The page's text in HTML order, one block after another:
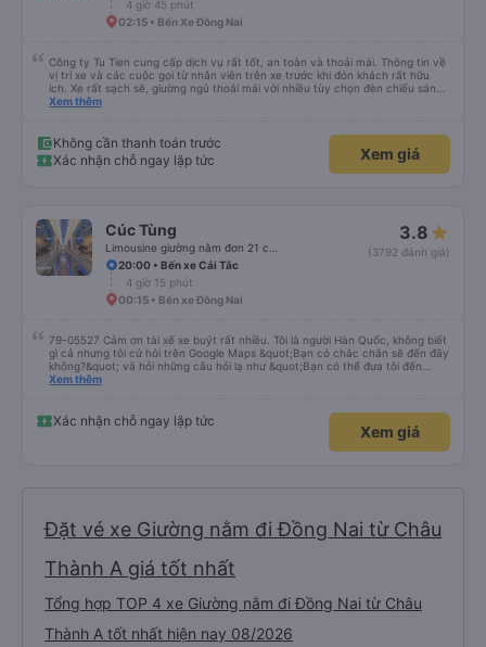
4 giờ 45 phút
02:15 • Bến Xe Đồng Nai
Công ty Tu Tien cung cấp dịch vụ rất tốt, an toàn và thoải mái. Thông tin về
vị trí xe và các cuộc gọi từ nhân viên trên xe trước khi đón khách rất hữu
ích. Xe rất sạch sẽ, giường ngủ thoải mái với nhiều tùy chọn đèn chiếu sáng
và cổng USB được đặt ở vị trí thuận tiện. Nhân viên rất lịch sự và xe đến
Xem thêm
Không cần thanh toán trước
Xác nhận chỗ ngay lập tức
Xem giá
Cúc Tùng 3.8
(3792 đánh giá)
20:00 • Bến xe Cái Tắc
4 giờ 15 phút
00:15 • Bến xe Đồng Nai
79-05527 Cảm ơn tài xế xe buýt rất nhiều. Tôi là người Hàn Quốc, không biết
gì cả nhưng tôi cứ hỏi trên Google Maps &quot;Bạn có chắc chắn sẽ đến đây
không?&quot; và hỏi những câu hỏi lạ như &quot;Bạn có thể đưa tôi đến
khách sạn của chúng tôi không?&quot; Nhưng tài xế đã quan tâm. của mọi
limousine vào buổi sáng. ngu ngốc đến mức tôi nghĩ tài xế đã giúp tôi. Nếu
tài xế không ở đó, tôi vẫn đang suy nghĩ về câu chuyện đó vì nó chắc hẳn
rất nguy hiểm.. Cảm ơn rất nhiều.. Cảm ơn xe buýt 79-05527 rất nhiều tài
bằng xe limousine vào buổi sáng. .Tôi nghĩ tài xế đã giúp tôi vì tôi trông ngu
ngốc quá.. Tôi vẫn nghĩ rằng nếu không có tài xế thì sẽ rất nguy hiểm.. Cảm
chưa biết cách thực hiện, hãy xem Google Maps hoạt động như thế nào,
&quot;B Bạn bị sao vậy?&quot; Chuyện gì xảy ra với bạn vậy?&quot; Bây giờ
đã giúp tôi vì nhìn tôi quá ngu ngốc. Tôi vẫn đang nghĩ rằng sẽ rất nguy hiểm
nếu không có tài xế... Cảm ơn các bạn rất nhiều.
Xem thêm
Xác nhận chỗ ngay lập tức
Xem giá
Đặt vé xe Giường nằm đi Đồng Nai từ Châu
Thành A giá tốt nhất
Tổng hợp TOP 4 xe Giường nằm đi Đồng Nai từ Châu
Thành A tốt nhất hiện nay 08/2026